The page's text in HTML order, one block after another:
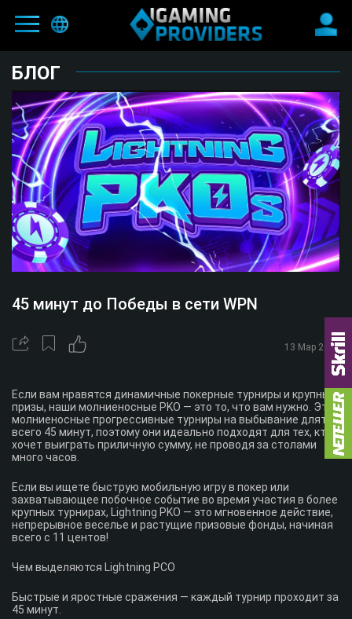
ГЛАВНАЯ
БЛОГ
ПРЕДЛОЖЕНИЯ РУМОВ
ПАРТНЕРЫ
NEW
ПРОГРАММА ПРИГЛАСИ ДРУГА
HIT
КОШЕЛЬКИ
ПРАВИЛА САЙТА
РЕГИСТРАЦИЯ
БЛОГ
45 минут до Победы в сети WPN
13 Мар 2025
Если вам нравятся динамичные покерные турниры и крупные
призы, наши молниеносные PKO — это то, что вам нужно. Эти
молниеносные прогрессивные турниры на выбывание длятся
всего 45 минут, поэтому они идеально подходят для тех, кто
хочет выиграть приличную сумму, не проводя за столами
много часов.
Если вы ищете быструю мобильную игру в покер или
захватывающее побочное событие во время участия в более
крупных турнирах, Lightning PKO — это мгновенное действие,
непрерывное веселье и растущие призовые фонды, начиная
всего с 11 центов!
Чем выделяются Lightning PCO
Быстрые и яростные сражения — каждый турнир проходит за
45 минут.